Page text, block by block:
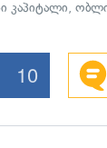
კაპიტალი,
10